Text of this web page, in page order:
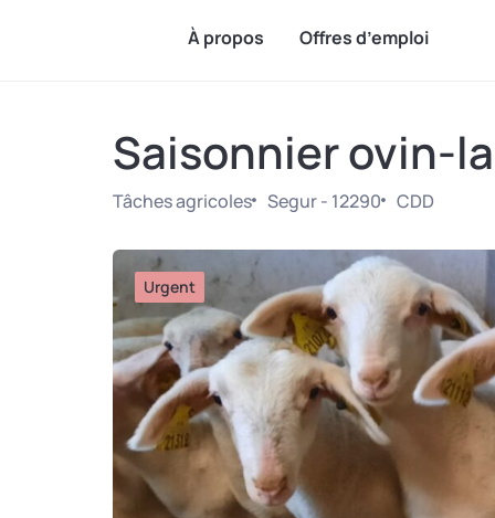
À propos Offres d’emploi
Saisonnier ovin-
Tâches agricoles Segur - 12290 CDD
Urgent